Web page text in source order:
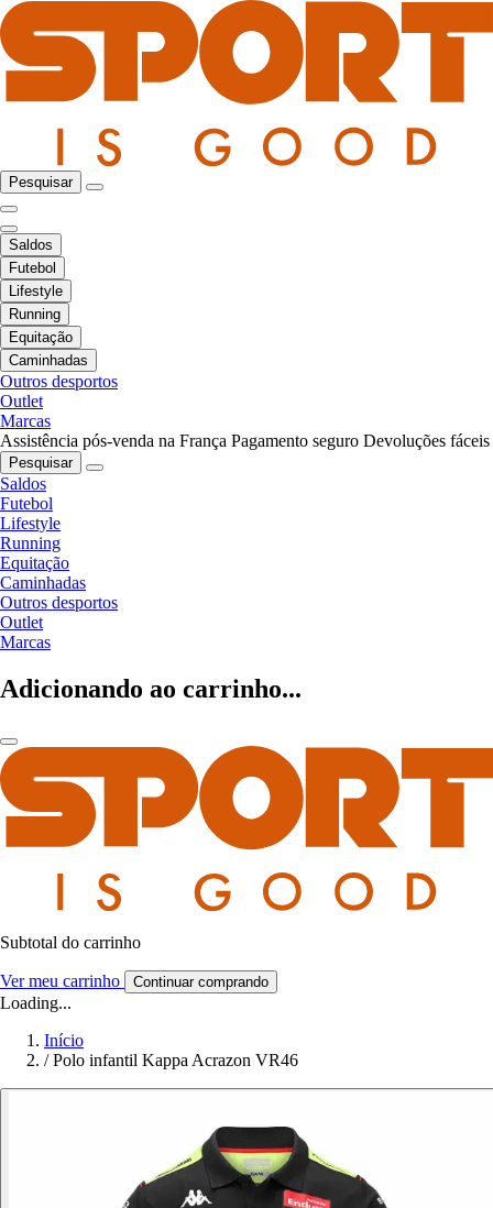
Pesquisar
Saldos
Futebol
Lifestyle
Running
Equitação
Caminhadas
Outros desportos
Outlet
Marcas
Assistência pós-venda na França Pagamento seguro Devoluções fáceis
Pesquisar
Saldos
Futebol
Lifestyle
Running
Equitação
Caminhadas
Outros desportos
Outlet
Marcas
Adicionando ao carrinho...
Subtotal do carrinho
Ver meu carrinho Continuar comprando
Loading...
Início
/ Polo infantil Kappa Acrazon VR46